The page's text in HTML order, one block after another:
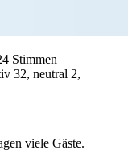
Stimmen
32, neutral 2,
viele Gäste.